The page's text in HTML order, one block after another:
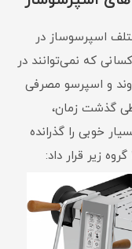
اسپرسوساز در
که نمی‌توانند در
و اسپرسو مصرفی
طی گذشت زمان،
خوبی را گذرانده